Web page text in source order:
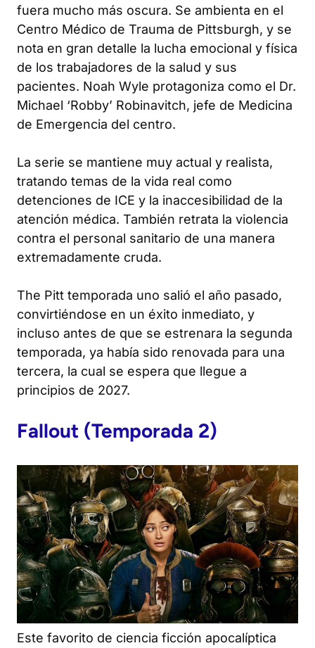
fuera mucho más oscura. Se ambienta en el
Centro Médico de Trauma de Pittsburgh, y se
nota en gran detalle la lucha emocional y física
de los trabajadores de la salud y sus
pacientes. Noah Wyle protagoniza como el Dr.
Michael ‘Robby’ Robinavitch, jefe de Medicina
de Emergencia del centro.
La serie se mantiene muy actual y realista,
tratando temas de la vida real como
detenciones de ICE y la inaccesibilidad de la
atención médica. También retrata la violencia
contra el personal sanitario de una manera
extremadamente cruda.
The Pitt temporada uno salió el año pasado,
convirtiéndose en un éxito inmediato, y
incluso antes de que se estrenara la segunda
temporada, ya había sido renovada para una
tercera, la cual se espera que llegue a
principios de 2027.
Fallout (Temporada 2)
Este favorito de ciencia ficción apocalíptica